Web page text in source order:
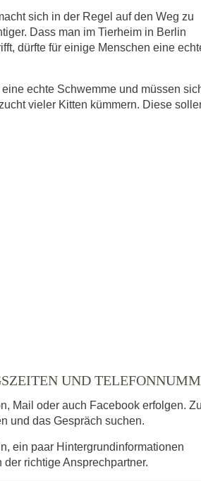
sich in der Regel auf den Weg zu
Dass man im Tierheim in Berlin
dürfte für einige Menschen eine
echte Schwemme und müssen
vieler Kitten kümmern. Diese
UND
Mail oder auch Facebook erfolgen.
und das Gespräch suchen.
ein paar Hintergrundinformationen
richtige Ansprechpartner.